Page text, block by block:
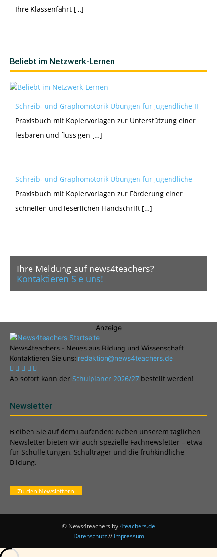
Ihre Klassenfahrt […]
Beliebt im Netzwerk-Lernen
Schreib- und Graphomotorik Übungen für Jugendliche II
Praxisbuch mit Kopiervorlagen zur Unterstützung einer
lesbaren und flüssigen […]
Schreib- und Graphomotorik Übungen für Jugendliche
Praxisbuch mit Kopiervorlagen zur Förderung einer
schnellen und leserlichen Handschrift […]
Ihre Meldung auf news4teachers?
Kontaktieren Sie uns!
Anzeige
News4teachers - Neues aus Bildung und Wissenschaft
Kontaktieren Sie uns: redaktion@news4teachers.de
Ab sofort kann der Schulplaner 2026/27 bestellt werden!
Newsletter
Bleiben Sie auf dem Laufenden: Neben unserem täglichen
Newsletter bieten wir auch spezielle Fachnewsletter – etwa
für Schulleitungen, Schulträger und die frühkindliche
Bildung.
Zu den Newslettern
© News4teachers by4teachers.de
Datenschutz // Impressum